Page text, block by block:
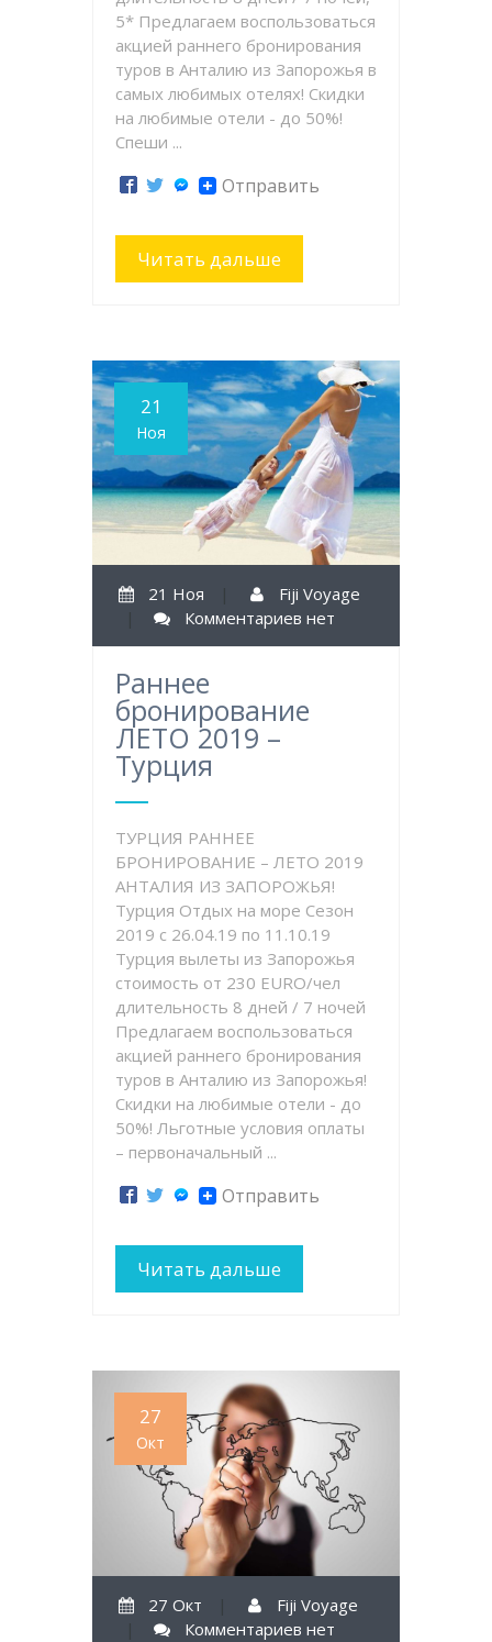
5* Предлагаем воспользоваться
акцией раннего бронирования
туров в Анталию из Запорожья в
самых любимых отелях! Скидки
на любимые отели - до 50%!
Спеши ...
Отправить
Читать дальше
21
Ноя
21 Ноя
Fiji Voyage
Комментариев нет
Раннее
бронирование
ЛЕТО 2019 –
Турция
ТУРЦИЯ РАННЕЕ
БРОНИРОВАНИЕ – ЛЕТО 2019
АНТАЛИЯ ИЗ ЗАПОРОЖЬЯ!
Турция Отдых на море Сезон
2019 с 26.04.19 по 11.10.19
Турция вылеты из Запорожья
стоимость от 230 EURO/чел
длительность 8 дней / 7 ночей
Предлагаем воспользоваться
акцией раннего бронирования
туров в Анталию из Запорожья!
Скидки на любимые отели - до
50%! Льготные условия оплаты
– первоначальный ...
Отправить
Читать дальше
27
Окт
27 Окт
Fiji Voyage
Комментариев нет